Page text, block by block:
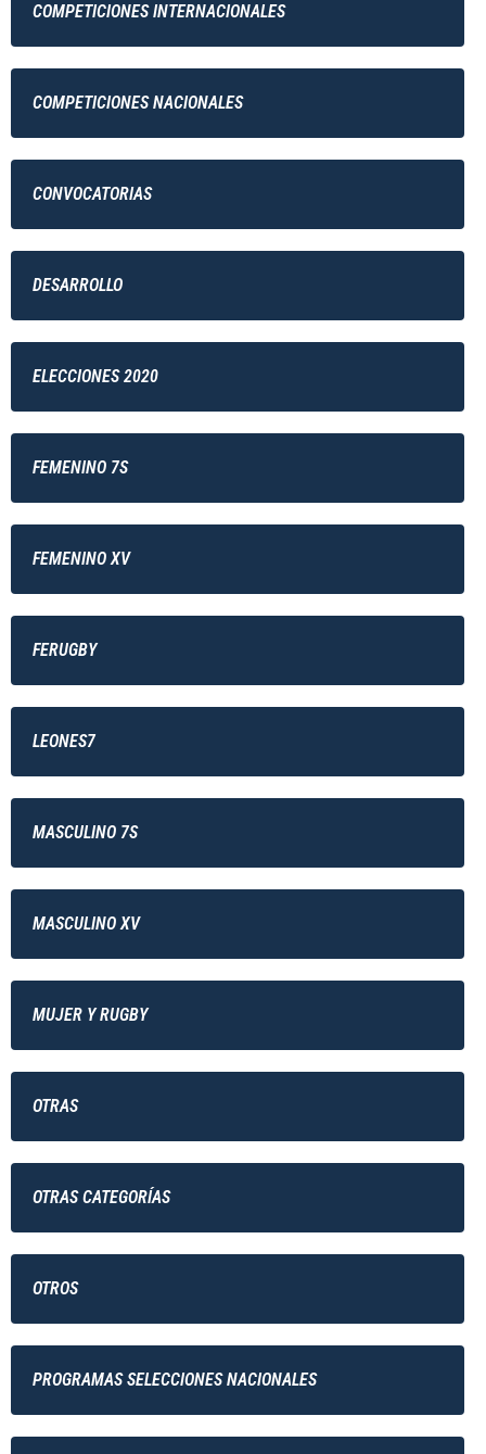
COMPETICIONES INTERNACIONALES
COMPETICIONES NACIONALES
CONVOCATORIAS
DESARROLLO
ELECCIONES 2020
FEMENINO 7S
FEMENINO XV
FERUGBY
LEONES7
MASCULINO 7S
MASCULINO XV
MUJER Y RUGBY
OTRAS
OTRAS CATEGORÍAS
OTROS
PROGRAMAS SELECCIONES NACIONALES